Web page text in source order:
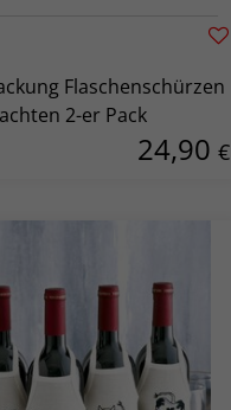
Flaschenschürzen
2-er Pack
24,90 €